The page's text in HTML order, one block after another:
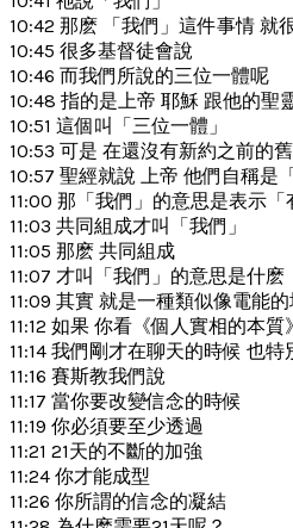
10:42 那麽 「我們」這件事情 就
10:45 很多基督徒會說
10:46 而我們所說的三位一體呢
10:48 指的是上帝 耶穌 跟他的聖
10:51 這個叫「三位一體」
10:53 可是 在還沒有新約之前的
10:57 聖經就說 上帝 他們自稱是
11:00 那「我們」的意思是表示「
11:03 共同組成才叫「我們」
11:05 那麽 共同組成
11:07 才叫「我們」的意思是什麽
11:09 其實 就是一種類似像電能
11:12 如果 你看《個人實相的本質》
11:14 我們剛才在聊天的時候 也特
11:16 賽斯教我們說
11:17 當你要改變信念的時候
11:19 你必須要至少透過
11:21 21天的不斷的加強
11:24 你才能成型
11:26 你所謂的信念的凝結